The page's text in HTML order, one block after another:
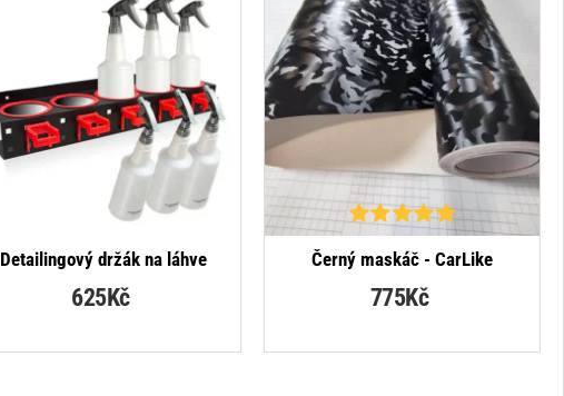
NOVINKA
Detailingový držák na láhve
625Kč
Černý maskáč - CarLike
775Kč